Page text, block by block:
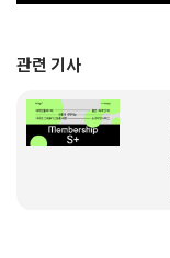
관련 기사